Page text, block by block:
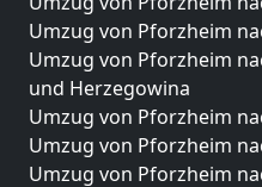
Umzug von Pforzheim
Umzug von Pforzheim
und Herzegowina
Umzug von Pforzheim
Umzug von Pforzheim
Umzug von Pforzheim